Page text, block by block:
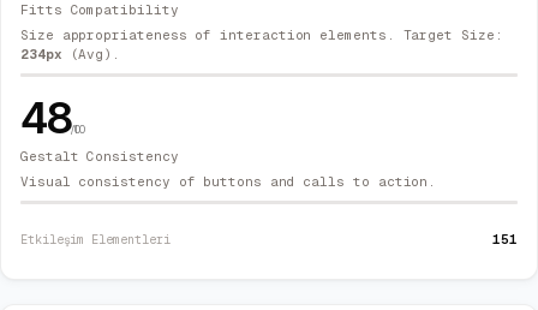
Fitts Compatibility
Size appropriateness of interaction elements. Target Size:
234px (Avg).
48/100
Gestalt Consistency
Visual consistency of buttons and calls to action.
Etkileşim Elementleri 151